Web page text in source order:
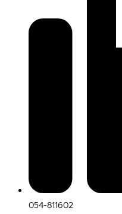
054-811602